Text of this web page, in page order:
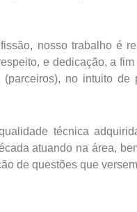
nosso trabalho é
e dedicação, a
no intuito de
técnica
atuando na área,
de questões que